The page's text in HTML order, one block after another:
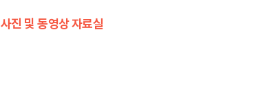
사진 및 동영상 자료실